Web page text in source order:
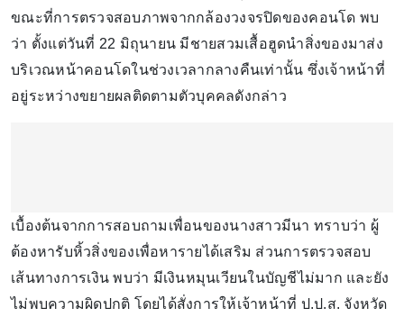
ขณะที่การตรวจสอบภาพจากกล้องวงจรปิดของคอนโด พบ
ว่า ตั้งแต่วันที่ 22 มิถุนายน มีชายสวมเสื้อฮูดนำสิ่งของมาส่ง
บริเวณหน้าคอนโดในช่วงเวลากลางคืนเท่านั้น ซึ่งเจ้าหน้าที่
อยู่ระหว่างขยายผลติดตามตัวบุคคลดังกล่าว
เบื้องต้นจากการสอบถามเพื่อนของนางสาวมีนา ทราบว่า ผู้
ต้องหารับหิ้วสิ่งของเพื่อหารายได้เสริม ส่วนการตรวจสอบ
เส้นทางการเงิน พบว่า มีเงินหมุนเวียนในบัญชีไม่มาก และยัง
ไม่พบความผิดปกติ โดยได้สั่งการให้เจ้าหน้าที่ ป.ป.ส. จังหวัด